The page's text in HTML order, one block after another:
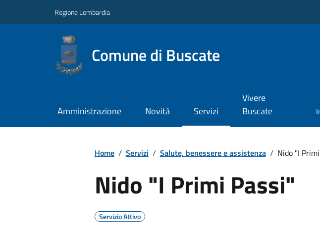
Regione Lombardia
Comune di Buscate
Amministrazione Novità Servizi
Vivere
Buscate
Home / Servizi / Salute, benessere e assistenza / Nido "I
Nido "I Primi Passi"
Servizio Attivo